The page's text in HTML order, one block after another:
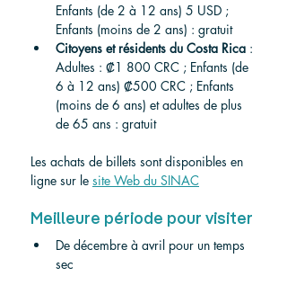
Enfants (de 2 à 12 ans) 5 USD ;
Enfants (moins de 2 ans) : gratuit
Citoyens et résidents du Costa Rica :
Adultes : ₡1 800 CRC ; Enfants (de
6 à 12 ans) ₡500 CRC ; Enfants
(moins de 6 ans) et adultes de plus
de 65 ans : gratuit
Les achats de billets sont disponibles en
ligne sur le site Web du SINAC
Meilleure période pour visiter
De décembre à avril pour un temps
sec